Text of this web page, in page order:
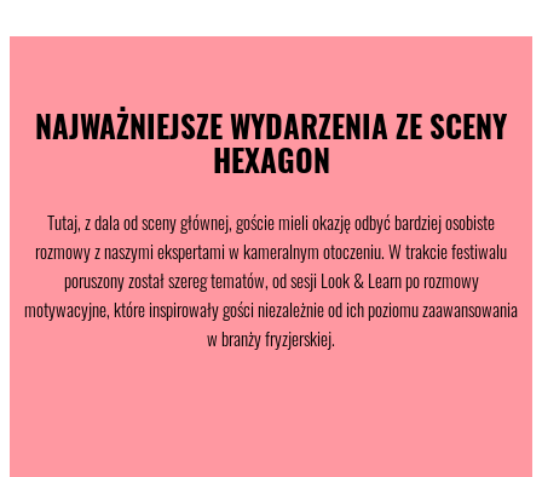
NAJWAŻNIEJSZE WYDARZENIA ZE SCENY
HEXAGON
Tutaj, z dala od sceny głównej, goście mieli okazję odbyć bardziej osobiste
rozmowy z naszymi ekspertami w kameralnym otoczeniu. W trakcie festiwalu
poruszony został szereg tematów, od sesji Look & Learn po rozmowy
motywacyjne, które inspirowały gości niezależnie od ich poziomu zaawansowania
w branży fryzjerskiej.